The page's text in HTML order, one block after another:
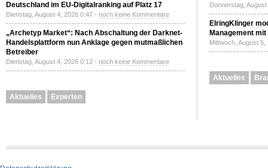
Deutschland im EU-Digitalranking auf Platz 17
Dienstag, August 4, 2026 0:47 - noch keine Kommentare
„Archetyp Market“: Nach Abschaltung der Darknet-
Handelsplattform nun Anklage gegen mutmaßlichen
Betreiber
Dienstag, August 4, 2026 0:12 - noch keine Kommentare
Aktuelles Experten
Donnerstag,
ElringKlinger
Management
Mittwoch, August
Aktuelles